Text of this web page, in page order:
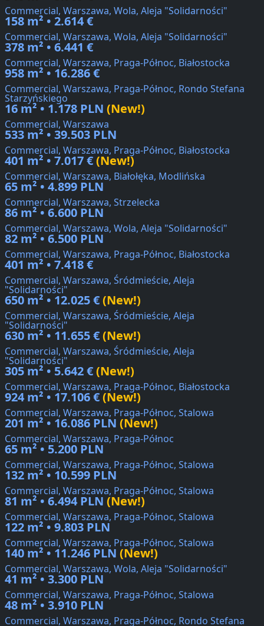
Commercial, Warszawa, Wola, Aleja "Solidarności"
158 m² • 2.614 €
Commercial, Warszawa, Wola, Aleja "Solidarności"
378 m² • 6.441 €
Commercial, Warszawa, Praga-Północ, Białostocka
958 m² • 16.286 €
Commercial, Warszawa, Praga-Północ, Rondo Stefana
Starzyńskiego
16 m² • 1.178 PLN (New!)
Commercial, Warszawa
533 m² • 39.503 PLN
Commercial, Warszawa, Praga-Północ, Białostocka
401 m² • 7.017 €(New!)
Commercial, Warszawa, Białołęka, Modlińska
65 m² • 4.899 PLN
Commercial, Warszawa, Strzelecka
86 m² • 6.600 PLN
Commercial, Warszawa, Wola, Aleja "Solidarności"
82 m² • 6.500 PLN
Commercial, Warszawa, Praga-Północ, Białostocka
401 m² • 7.418 €
Commercial, Warszawa, Śródmieście, Aleja
"Solidarności"
650 m² • 12.025 €(New!)
Commercial, Warszawa, Śródmieście, Aleja
"Solidarności"
630 m² • 11.655 €(New!)
Commercial, Warszawa, Śródmieście, Aleja
"Solidarności"
305 m² • 5.642 €(New!)
Commercial, Warszawa, Praga-Północ, Białostocka
924 m² • 17.106 €(New!)
Commercial, Warszawa, Praga-Północ, Stalowa
201 m² • 16.086 PLN (New!)
Commercial, Warszawa, Praga-Północ
65 m² • 5.200 PLN
Commercial, Warszawa, Praga-Północ, Stalowa
132 m² • 10.599 PLN
Commercial, Warszawa, Praga-Północ, Stalowa
81 m² • 6.494 PLN (New!)
Commercial, Warszawa, Praga-Północ, Stalowa
122 m² • 9.803 PLN
Commercial, Warszawa, Praga-Północ, Stalowa
140 m² • 11.246 PLN (New!)
Commercial, Warszawa, Wola, Aleja "Solidarności"
41 m² • 3.300 PLN
Commercial, Warszawa, Praga-Północ, Stalowa
48 m² • 3.910 PLN
Commercial, Warszawa, Praga-Północ, Rondo Stefana